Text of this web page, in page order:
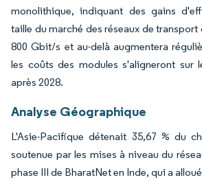
monolithique, indiquant des gains
taille du marché des réseaux de
800 Gbit/s et au-delà augmentera
les coûts des modules s'aligneront sur
après 2028.
Analyse Géographique
L'Asie-Pacifique détenait 35,67 % du
soutenue par les mises à niveau du
phase III de BharatNet en Inde, qui a